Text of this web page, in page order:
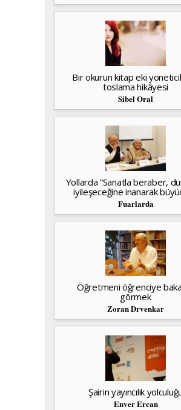
Bir okurun kitap eki
toslama hikâyesi
Sibel Oral
Yollarda “Sanatla beraber,
iyileşeceğine inanarak
Fuarlarda
Öğretmeni öğrenciye
görmek
Zoran Drvenkar
Şairin yayıncılık
Enver Ercan